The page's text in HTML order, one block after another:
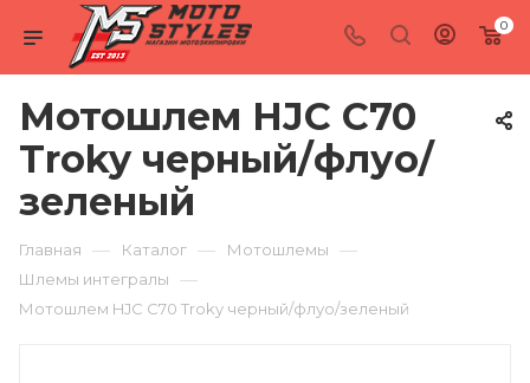
0
Мотошлем HJC C70
Troky черный/флуо/
зеленый
Главная — Каталог — Мотошлемы —
Шлемы интегралы —
Мотошлем HJC C70 Troky черный/флуо/зеленый